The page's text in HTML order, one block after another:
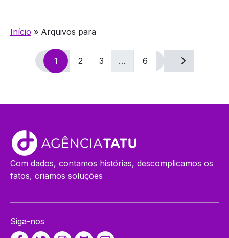
Início » Arquivos para
Navegação
1 2 3 … 6
Com dados, contamos histórias, descomplicamos os
fatos, criamos soluções
Siga-nos